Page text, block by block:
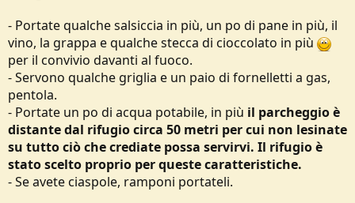
- Portate qualche salsiccia in più, un po di pane in più, il
vino, la grappa e qualche stecca di cioccolato in più
per il convivio davanti al fuoco.
- Servono qualche griglia e un paio di fornelletti a gas,
pentola.
- Portate un po di acqua potabile, in più il parcheggio è
distante dal rifugio circa 50 metri per cui non lesinate
su tutto ciò che crediate possa servirvi. Il rifugio è
stato scelto proprio per queste caratteristiche.
- Se avete ciaspole, ramponi portateli.